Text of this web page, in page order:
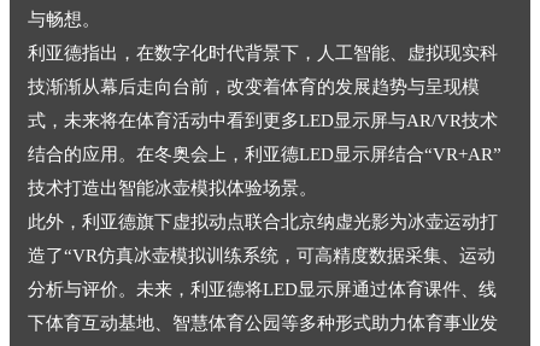
与畅想。
利亚德指出，在数字化时代背景下，人工智能、虚拟现实科
技渐渐从幕后走向台前，改变着体育的发展趋势与呈现模
式，未来将在体育活动中看到更多LED显示屏与AR/VR技术
结合的应用。在冬奥会上，利亚德LED显示屏结合“VR+AR”
技术打造出智能冰壶模拟体验场景。
此外，利亚德旗下虚拟动点联合北京纳虚光影为冰壶运动打
造了“VR仿真冰壶模拟训练系统，可高精度数据采集、运动
分析与评价。未来，利亚德将LED显示屏通过体育课件、线
下体育互动基地、智慧体育公园等多种形式助力体育事业发